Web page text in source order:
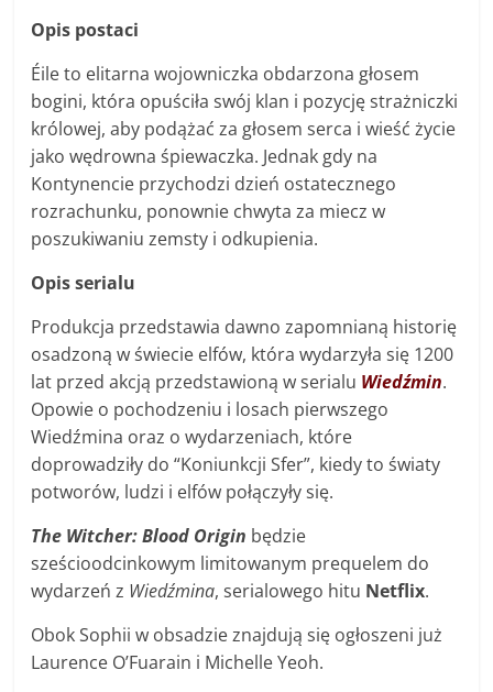
Opis postaci
Éile to elitarna wojowniczka obdarzona głosem
bogini, która opuściła swój klan i pozycję strażniczki
królowej, aby podążać za głosem serca i wieść życie
jako wędrowna śpiewaczka. Jednak gdy na
Kontynencie przychodzi dzień ostatecznego
rozrachunku, ponownie chwyta za miecz w
poszukiwaniu zemsty i odkupienia.
Opis serialu
Produkcja przedstawia dawno zapomnianą historię
osadzoną w świecie elfów, która wydarzyła się 1200
lat przed akcją przedstawioną w serialu Wiedźmin.
Opowie o pochodzeniu i losach pierwszego
Wiedźmina oraz o wydarzeniach, które
doprowadziły do “Koniunkcji Sfer”, kiedy to światy
potworów, ludzi i elfów połączyły się.
The Witcher: Blood Origin będzie
sześcioodcinkowym limitowanym prequelem do
wydarzeń z Wiedźmina, serialowego hitu Netflix.
Obok Sophii w obsadzie znajdują się ogłoszeni już
Laurence O’Fuarain i Michelle Yeoh.